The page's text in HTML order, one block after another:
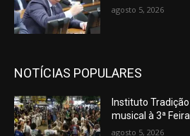
agosto 5, 2026
NOTÍCIAS POPULARES
Instituto
musical à 3ª
agosto 5, 2026